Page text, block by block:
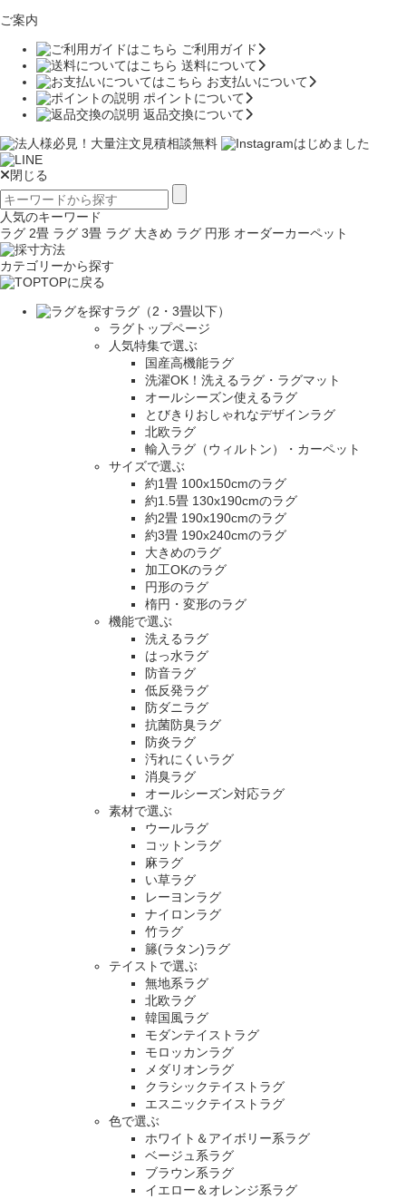
ご案内
ご利用ガイド
送料について
お支払いについて
ポイントについて
返品交換について
閉じる
人気のキーワード
ラグ 2畳 ラグ 3畳 ラグ 大きめ ラグ 円形 オーダーカーペット
カテゴリーから探す
TOPに戻る
ラグ（2・3畳以下）
ラグトップページ
人気特集で選ぶ
国産高機能ラグ
洗濯OK！洗えるラグ・ラグマット
オールシーズン使えるラグ
とびきりおしゃれなデザインラグ
北欧ラグ
輸入ラグ（ウィルトン）・カーペット
サイズで選ぶ
約1畳 100x150cmのラグ
約1.5畳 130x190cmのラグ
約2畳 190x190cmのラグ
約3畳 190x240cmのラグ
大きめのラグ
加工OKのラグ
円形のラグ
楕円・変形のラグ
機能で選ぶ
洗えるラグ
はっ水ラグ
防音ラグ
低反発ラグ
防ダニラグ
抗菌防臭ラグ
防炎ラグ
汚れにくいラグ
消臭ラグ
オールシーズン対応ラグ
素材で選ぶ
ウールラグ
コットンラグ
麻ラグ
い草ラグ
レーヨンラグ
ナイロンラグ
竹ラグ
籐(ラタン)ラグ
テイストで選ぶ
無地系ラグ
北欧ラグ
韓国風ラグ
モダンテイストラグ
モロッカンラグ
メダリオンラグ
クラシックテイストラグ
エスニックテイストラグ
色で選ぶ
ホワイト＆アイボリー系ラグ
ベージュ系ラグ
ブラウン系ラグ
イエロー＆オレンジ系ラグ